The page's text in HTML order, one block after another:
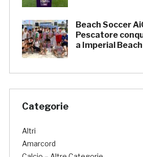
Beach Soccer
Pescatore
a Imperial
Categorie
Altri
Amarcord